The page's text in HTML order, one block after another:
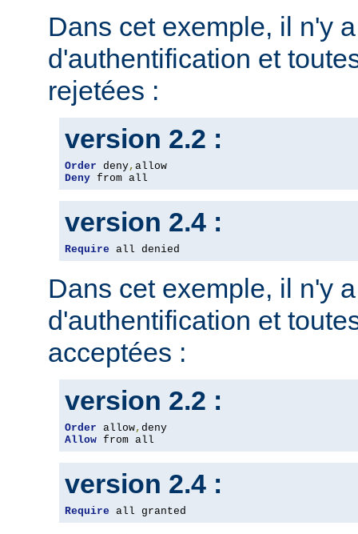
Dans cet exemple, il n'y
d'authentification et
rejetées :
version 2.2 :
Order deny,
Deny from all
version 2.4 :
Require all denied
Dans cet exemple, il n'y
d'authentification et
acceptées :
version 2.2 :
Order allow,
Allow from all
version 2.4 :
Require all granted